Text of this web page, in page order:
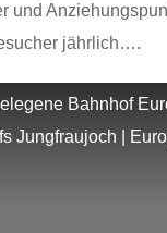
und
jährlich….
Bahnhof
Jungfraujoch |